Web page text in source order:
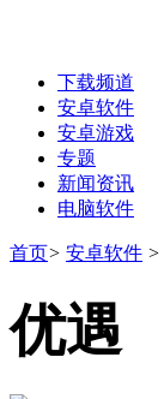
下载频道
安卓软件
安卓游戏
专题
新闻资讯
电脑软件
首页> 安卓软件 >
优遇